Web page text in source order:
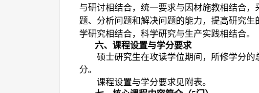
与研讨相结合，统一要求与因材施教相结合
题、分析问题和解决问题的能力，提高研究
学研究相结合，科学研究与生产实践相结合。
六、课程设置与学分要求
硕士研究生在攻读学位期间，所修学分的
分。
课程设置与学分要求见附表。